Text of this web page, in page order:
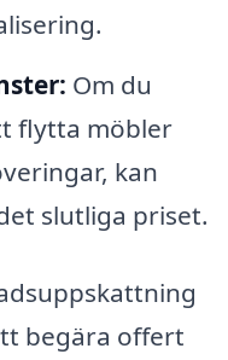
Om du
flytta möbler
kan
slutliga priset.
begära offert